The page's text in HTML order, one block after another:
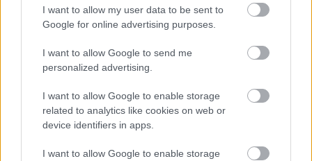
I want to allow my user data to be sent to
Google for online advertising purposes.
I want to allow Google to send me
personalized advertising.
I want to allow Google to enable storage
related to analytics like cookies on web or
device identifiers in apps.
I want to allow Google to enable storage
14
13
10
7
8
6
2
4
2
14
13
10
7
6
2